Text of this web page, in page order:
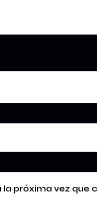
próxima vez que